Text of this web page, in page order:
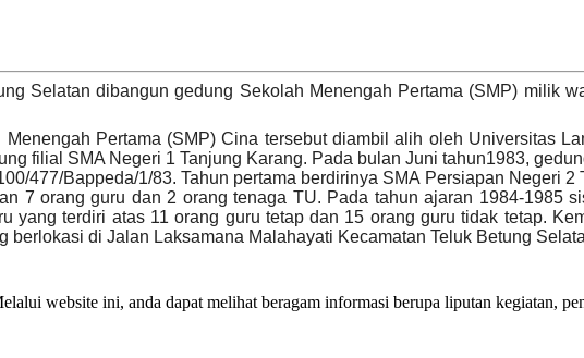
Selatan dibangun gedung Sekolah Menengah Pertama (SMP) milik
Pertama (SMP) Cina tersebut diambil alih oleh Universitas
filial SMA Negeri 1 Tanjung Karang. Pada bulan Juni tahun1983,
477/Bappeda/1/83. Tahun pertama berdirinya SMA Persiapan Negeri
7 orang guru dan 2 orang tenaga TU. Pada tahun ajaran 1984-1985
yang terdiri atas 11 orang guru tetap dan 15 orang guru tidak tetap.
berlokasi di Jalan Laksamana Malahayati Kecamatan Teluk Betung
website ini, anda dapat melihat beragam informasi berupa liputan kegiatan,